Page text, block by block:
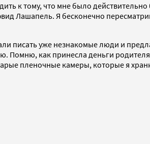
к тому, что мне было
Лашапель. Я бесконечно
писать уже незнакомые люди и
Помню, как принесла деньги
пленочные камеры, которые я